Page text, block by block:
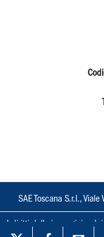
SAE Toscana S.r.l.,
I diritti delle immagini e dei